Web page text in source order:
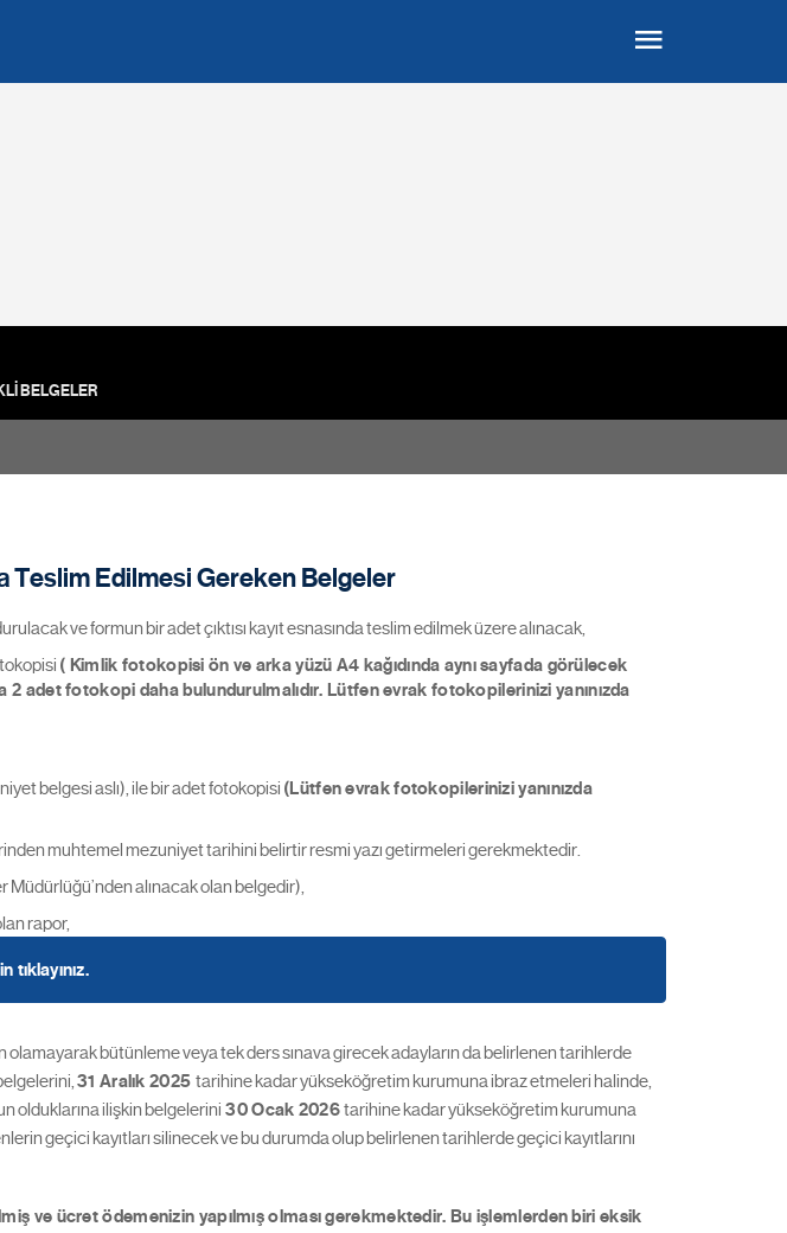
BELGELER
Teslim Edilmesi Gereken Belgeler
ve formun bir adet çıktısı kayıt esnasında teslim edilmek üzere alınacak,
( Kimlik fotokopisi ön ve arka yüzü A4 kağıdında aynı sayfada görülecek
2 adet fotokopi daha bulundurulmalıdır. Lütfen evrak fotokopilerinizi yanınızda
belgesi aslı), ile bir adet fotokopisi (Lütfen evrak fotokopilerinizi yanınızda
muhtemel mezuniyet tarihini belirtir resmi yazı getirmeleri gerekmektedir.
Müdürlüğü’nden alınacak olan belgedir),
rapor,
tıklayınız.
bütünleme veya tek ders sınava girecek adayların da belirlenen tarihlerde
31 Aralık 2025 tarihine kadar yükseköğretim kurumuna ibraz etmeleri halinde,
olduklarına ilişkin belgelerini 30 Ocak 2026tarihine kadar yükseköğretim kurumuna
geçici kayıtları silinecek ve bu durumda olup belirlenen tarihlerde geçici kayıtlarını
ve ücret ödemenizin yapılmış olması gerekmektedir. Bu işlemlerden biri eksik